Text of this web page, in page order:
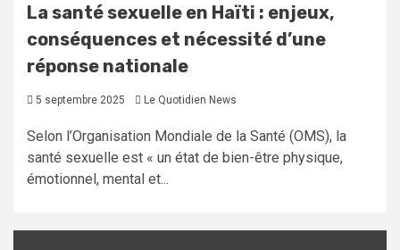
La santé sexuelle en Haïti : enjeux,
conséquences et nécessité d’une
réponse nationale
5 septembre 2025 Le Quotidien News
Selon l’Organisation Mondiale de la Santé (OMS), la
santé sexuelle est « un état de bien-être physique,
émotionnel, mental et...